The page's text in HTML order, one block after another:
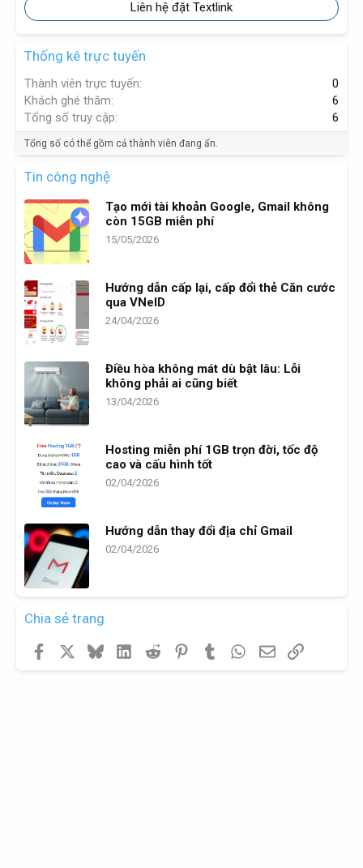
Liên hệ đặt Textlink
Thống kê trực tuyến
Thành viên trực tuyến
0
Khách ghé thăm
6
Tổng số truy cập
6
Tổng số có thể gồm cả thành viên đang ẩn.
Tin công nghệ
Tạo mới tài khoản Google, Gmail không
còn 15GB miễn phí
15/05/2026
Hướng dẫn cấp lại, cấp đổi thẻ Căn cước
qua VNeID
24/04/2026
Điều hòa không mát dù bật lâu: Lỗi
không phải ai cũng biết
13/04/2026
Hosting miễn phí 1GB trọn đời, tốc độ
cao và cấu hình tốt
02/04/2026
Hướng dẫn thay đổi địa chỉ Gmail
02/04/2026
Chia sẻ trang
Facebook BlueskyLinkedInReddit PinterestTumblr WhatsApp
EmailLink